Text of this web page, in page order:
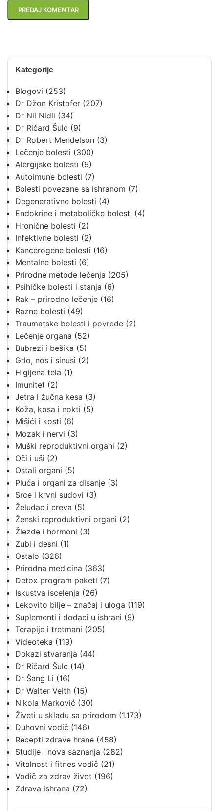
Kategorije
Blogovi (253)
Dr Džon Kristofer (207)
Dr Nil Nidli (34)
Dr Ričard Šulc (9)
Dr Robert Mendelson (3)
Lečenje bolesti (300)
Alergijske bolesti (9)
Autoimune bolesti (7)
Bolesti povezane sa ishranom (7)
Degenerativne bolesti (4)
Endokrine i metaboličke bolesti (4)
Hronične bolesti (2)
Infektivne bolesti (2)
Kancerogene bolesti (16)
Mentalne bolesti (6)
Prirodne metode lečenja (205)
Psihičke bolesti i stanja (6)
Rak – prirodno lečenje (16)
Razne bolesti (49)
Traumatske bolesti i povrede (2)
Lečenje organa (52)
Bubrezi i bešika (5)
Grlo, nos i sinusi (2)
Higijena tela (1)
Imunitet (2)
Jetra i žučna kesa (3)
Koža, kosa i nokti (5)
Mišići i kosti (6)
Mozak i nervi (3)
Muški reproduktivni organi (2)
Oči i uši (2)
Ostali organi (5)
Pluća i organi za disanje (3)
Srce i krvni sudovi (3)
Želudac i creva (5)
Ženski reproduktivni organi (2)
Žlezde i hormoni (3)
Zubi i desni (1)
Ostalo (326)
Prirodna medicina (363)
Detox program paketi (7)
Iskustva iscelenja (26)
Lekovito bilje – značaj i uloga (119)
Suplementi i dodaci u ishrani (9)
Terapije i tretmani (205)
Videoteka (119)
Dokazi stvaranja (44)
Dr Ričard Šulc (14)
Dr Šang Li (16)
Dr Walter Veith (15)
Nikola Marković (30)
Živeti u skladu sa prirodom (1.173)
Duhovni vodič (146)
Recepti zdrave hrane (458)
Studije i nova saznanja (282)
Vitalnost i fitnes vodič (21)
Vodič za zdrav život (196)
Zdrava ishrana (72)